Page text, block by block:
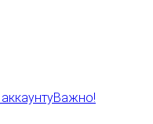
Важно!